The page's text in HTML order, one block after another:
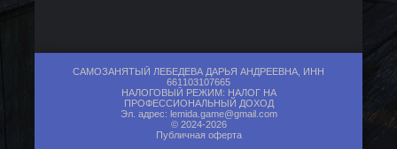
САМОЗАНЯТЫЙ ЛЕБЕДЕВА ДАРЬЯ АНДРЕЕВНА, ИНН
661103107665
НАЛОГОВЫЙ РЕЖИМ: НАЛОГ НА
ПРОФЕССИОНАЛЬНЫЙ ДОХОД
Эл. адрес: lemida.game@gmail.com
© 2024-2026
Публичная оферта